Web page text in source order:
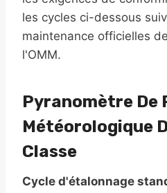
les cycles ci-dessous
maintenance officielles
l'OMM.
Pyranomètre De
Météorologique
Classe
Cycle d'étalonnage